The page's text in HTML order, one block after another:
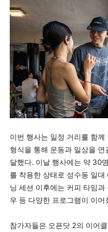
이번 행사는 일정 거리를 함께
형식을 통해 운동과 일상을
달했다. 이날 행사에는 약 30
를 착용한 상태로 성수동 일
닝 세션 이후에는 커피 타임
우 등 다양한 프로그램이 이어
참가자들은 오픈닷 2의 이어